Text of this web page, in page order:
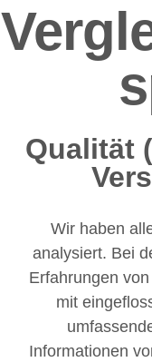
Qualität
Wir haben
analysiert. Bei
Erfahrungen
mit
Informationen